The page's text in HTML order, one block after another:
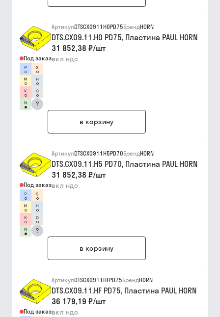
Под заказ
?
АртикулDTSCX0911H0PD75БрендHORN
DTS.CX09.11.H0 PD75, Пластина PAUL HORN
31 852,38 ₽/шт
вкл ндс
в корзину
Под заказ
?
АртикулDTSCX0911H5PD70БрендHORN
DTS.CX09.11.H5 PD70, Пластина PAUL HORN
31 852,38 ₽/шт
вкл ндс
в корзину
Под заказ
АртикулDTSCX0911HFPD75БрендHORN
DTS.CX09.11.HF PD75, Пластина PAUL HORN
36 179,19 ₽/шт
вкл ндс